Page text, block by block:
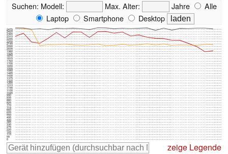
Suchen: Modell: Max. Alter: Jahre
Alle
Laptop
Smartphone Desktop
0
55
110
165
220
275
330
385
440
495
550
605
660
715
770
825
880
935
990
1045
1100
1155
1210
1265
1320
1375
1430
1485
1540
1595
1650
1705
1760
1815
1870
1925
1980
2035
2090
2145
2200
2255
2310
2365
2420
2475
zeige Legende